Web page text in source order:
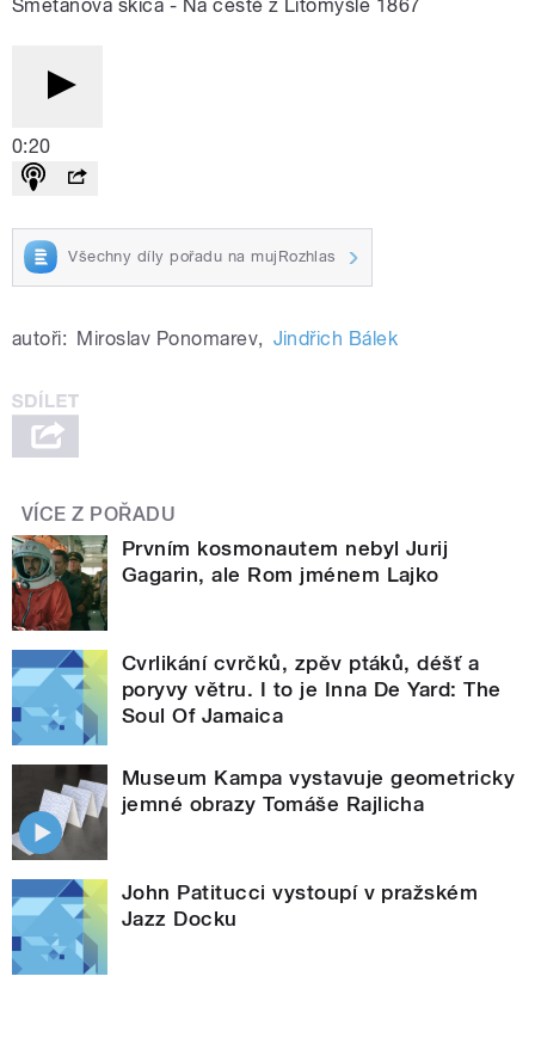
Smetanova skica - Na cestě z Litomyšle 1867
0:20
Všechny díly pořadu na mujRozhlas
autoři: Miroslav Ponomarev, Jindřich Bálek
VÍCE Z POŘADU
Prvním kosmonautem nebyl Jurij
Gagarin, ale Rom jménem Lajko
Cvrlikání cvrčků, zpěv ptáků, déšť a
poryvy větru. I to je Inna De Yard: The
Soul Of Jamaica
Museum Kampa vystavuje geometricky
jemné obrazy Tomáše Rajlicha
John Patitucci vystoupí v pražském
Jazz Docku